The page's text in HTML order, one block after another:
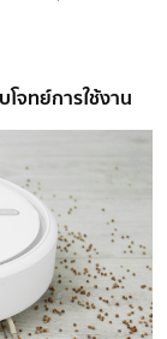
จทย์การใช้งาน